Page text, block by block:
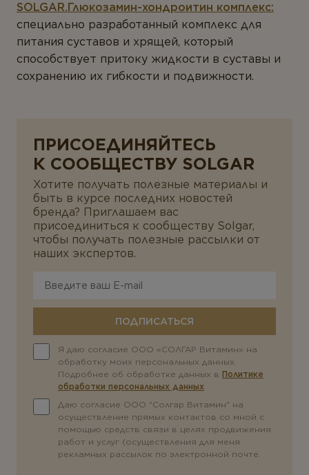
SOLGAR.Глюкозамин-хондроитин комплекс:
специально разработанный комплекс для
питания суставов и хрящей, который
способствует притоку жидкости в суставы и
сохранению их гибкости и подвижности.
ПРИСОЕДИНЯЙТЕСЬ
К СООБЩЕСТВУ SOLGAR
Хотите получать полезные материалы и
быть в курсе последних новостей
бренда? Приглашаем вас
присоединиться к сообществу Solgar,
чтобы получать полезные рассылки от
наших экспертов.
ПОДПИСАТЬСЯ
Я даю согласие ООО «СОЛГАР Витамин» на
обработку моих персональных данных.
Подробнее об обработке данных в Политике
обработки персональных данных.
Даю согласие ООО "Солгар Витамин" на
осуществление прямых контактов со мной с
помощью средств связи в целях продвижения
работ и услуг (осуществления для меня
рекламных рассылок по электронной почте.